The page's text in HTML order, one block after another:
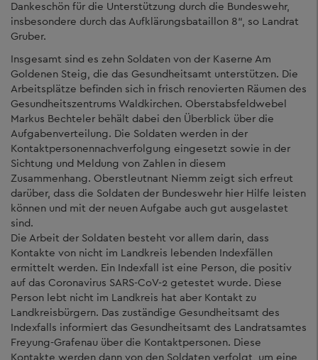
Dankeschön für die Unterstützung durch die Bundeswehr,
insbesondere durch das Aufklärungsbataillon 8“, so Landrat
Gruber.
Insgesamt sind es zehn Soldaten von der Kaserne Am
Goldenen Steig, die das Gesundheitsamt unterstützen. Die
Arbeitsplätze befinden sich in frisch renovierten Räumen des
Gesundheitszentrums Waldkirchen. Oberstabsfeldwebel
Markus Bechteler behält dabei den Überblick über die
Aufgabenverteilung. Die Soldaten werden in der
Kontaktpersonennachverfolgung eingesetzt sowie in der
Sichtung und Meldung von Zahlen in diesem
Zusammenhang. Oberstleutnant Niemm zeigt sich erfreut
darüber, dass die Soldaten der Bundeswehr hier Hilfe leisten
können und mit der neuen Aufgabe auch gut ausgelastet
sind.
Die Arbeit der Soldaten besteht vor allem darin, dass
Kontakte von nicht im Landkreis lebenden Indexfällen
ermittelt werden. Ein Indexfall ist eine Person, die positiv
auf das Coronavirus SARS-CoV-2 getestet wurde. Diese
Person lebt nicht im Landkreis hat aber Kontakt zu
Landkreisbürgern. Das zuständige Gesundheitsamt des
Indexfalls informiert das Gesundheitsamt des Landratsamtes
Freyung-Grafenau über die Kontaktpersonen. Diese
Kontakte werden dann von den Soldaten verfolgt, um eine